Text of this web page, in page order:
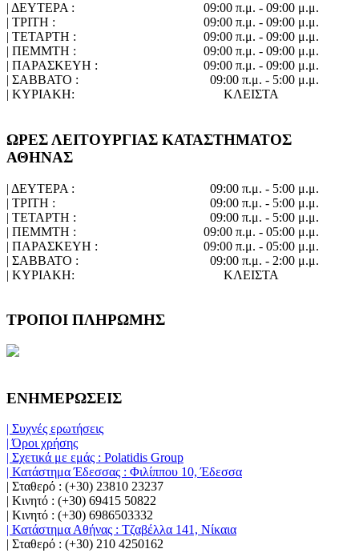
| ΔΕΥΤΕΡΑ :
09:00 π.μ. - 09:00 μ.μ.
| ΤΡΙΤΗ :
09:00 π.μ. - 09:00 μ.μ.
| ΤΕΤΑΡΤΗ :
09:00 π.μ. - 09:00 μ.μ.
| ΠΕΜΜΤΗ :
09:00 π.μ. - 09:00 μ.μ.
| ΠΑΡΑΣΚΕΥΗ :
09:00 π.μ. - 09:00 μ.μ.
| ΣΑΒΒΑΤΟ :
09:00 π.μ. - 5:00 μ.μ.
| ΚΥΡΙΑΚΗ:
ΚΛΕΙΣΤΑ
ΩΡΕΣ ΛΕΙΤΟΥΡΓΙΑΣ ΚΑΤΑΣΤΗΜΑΤΟΣ
ΑΘΗΝΑΣ
| ΔΕΥΤΕΡΑ :
09:00 π.μ. - 5:00 μ.μ.
| ΤΡΙΤΗ :
09:00 π.μ. - 5:00 μ.μ.
| ΤΕΤΑΡΤΗ :
09:00 π.μ. - 5:00 μ.μ.
| ΠΕΜΜΤΗ :
09:00 π.μ. - 05:00 μ.μ.
| ΠΑΡΑΣΚΕΥΗ :
09:00 π.μ. - 05:00 μ.μ.
| ΣΑΒΒΑΤΟ :
09:00 π.μ. - 2:00 μ.μ.
| ΚΥΡΙΑΚΗ:
ΚΛΕΙΣΤΑ
ΤΡΟΠΟΙ ΠΛΗΡΩΜΗΣ
ΕΝΗΜΕΡΩΣΕΙΣ
| Συχνές ερωτήσεις
| Όροι χρήσης
| Σχετικά με εμάς : Polatidis Group
| Κατάστημα Έδεσσας : Φιλίππου 10, Έδεσσα
| Σταθερό : (+30) 23810 23237
| Κινητό : (+30) 69415 50822
| Κινητό : (+30) 6986503332
| Κατάστημα Αθήνας : Τζαβέλλα 141, Νίκαια
| Σταθερό : (+30) 210 4250162